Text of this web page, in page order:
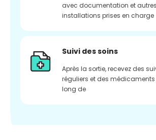
avec documentation et autres
installations prises en charge
Suivi des soins
Après la sortie, recevez des
réguliers et des
long de